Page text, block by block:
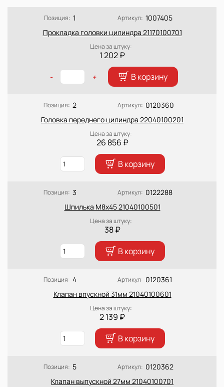
Позиция: 1 Артикул: 1007405
Прокладка головки цилиндра 21170100701
Цена за штуку:
1 202 ₽
- + В корзину
Позиция: 2 Артикул: 0120360
Головка переднего цилиндра 22040100201
Цена за штуку:
26 856 ₽
В корзину
Позиция: 3 Артикул: 0122288
Шпилька М8х45 21040100501
Цена за штуку:
38 ₽
В корзину
Позиция: 4 Артикул: 0120361
Клапан впускной 31мм 21040100601
Цена за штуку:
2 139 ₽
В корзину
Позиция: 5 Артикул: 0120362
Клапан выпускной 27мм 21040100701